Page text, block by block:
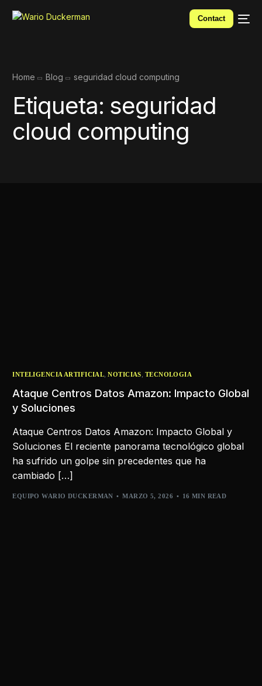
Contact
Home Blog seguridad cloud computing
Etiqueta: seguridad
cloud computing
INTELIGENCIA ARTIFICIAL,NOTICIAS, TECNOLOGIA
Ataque Centros Datos Amazon: Impacto Global
y Soluciones
Ataque Centros Datos Amazon: Impacto Global y
Soluciones El reciente panorama tecnológico global
ha sufrido un golpe sin precedentes que ha
cambiado […]
EQUIPO WARIO DUCKERMAN MARZO 5, 2026 16 MIN READ